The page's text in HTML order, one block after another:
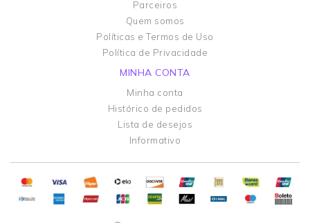
Parceiros
Quem somos
Políticas e Termos de Uso
Política de Privacidade
MINHA CONTA
Minha conta
Histórico de pedidos
Lista de desejos
Informativo